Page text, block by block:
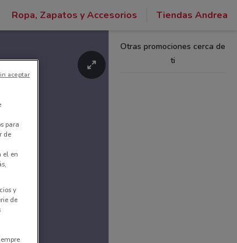
Ropa, Zapatos y Accesorios Tiendas Andrea
Otras promociones cerca de
ti
para
de
el en
y
de
aceptar